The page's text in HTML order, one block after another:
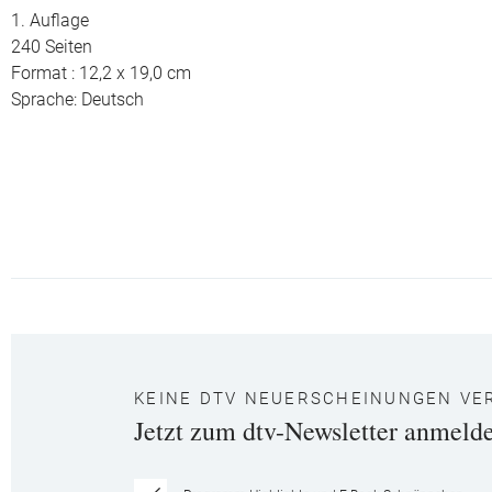
1. Auflage
240 Seiten
Format : 12,2 x 19,0 cm
Sprache: Deutsch
KEINE DTV NEUERSCHEINUNGEN
Jetzt zum dtv-Newsletter